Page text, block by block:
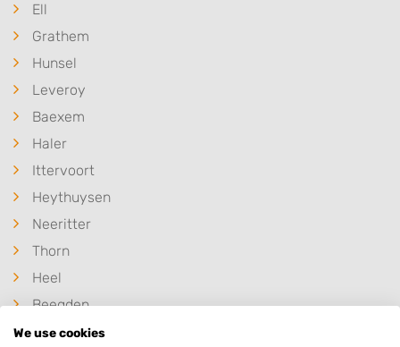
Ell
Grathem
Hunsel
Leveroy
Baexem
Haler
Ittervoort
Heythuysen
Neeritter
Thorn
Heel
Beegden
We use cookies